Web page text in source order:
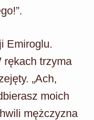
Emiroglu.
rękach trzyma
„Ach,
moich
mężczyzna